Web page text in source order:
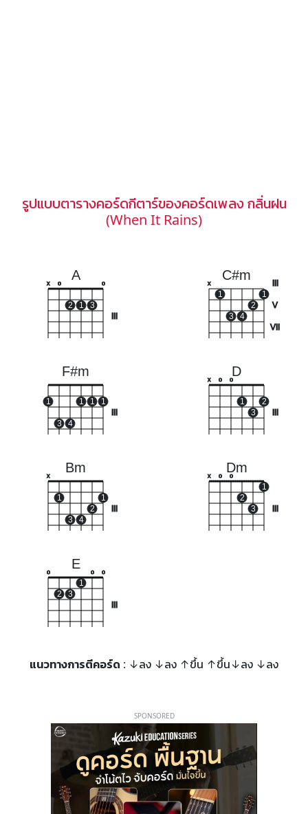
รูปแบบตารางคอร์ดกีตาร์ของคอร์ดเพลง กลิ่นฝน
(When It Rains)
A
x o
2 1 3
o
C#m
V
VII
x
1
3 4
2
1
F#m
1
3 4
1 1 1
D
x o o
1
3
2
Bm
x
1
3 4
2
1
Dm
x o o
2
3
1
E
o
2 3
1
o o
แนวทางการตีคอร์ด : ↓ลง ↓ลง ↑ขึ้น ↑ขึ้น↓ลง ↓ลง
SPONSORED